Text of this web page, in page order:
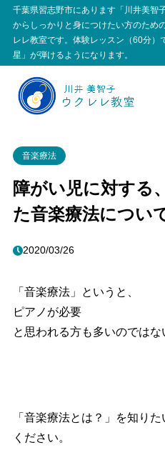
千葉県習志野市にあります「川井美智
からしっかりと身につけたい方のため
レレ教室です。体験レッスン（60分）
星」が弾けるようになります。
音楽療法
障がい児に対する
た音楽療法につい
2020/03/26
「音楽療法」というと、
ピアノが必要
と思われる方も多いのではな
「音楽療法とは？」を知り
ください。